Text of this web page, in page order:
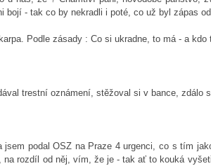
bojí - tak co by nekradli i poté, co už byl zápas
Podle zásady : Co si ukradne, to má - a
trestní oznámení, stěžoval si v bance, zdálo
jsem podal OSZ na Praze 4 urgenci, co s tím
na rozdíl od něj, vím, že je - tak ať to kouká